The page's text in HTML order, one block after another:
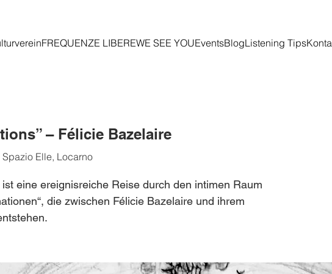
FREQUENZE LIBEREWE SEE YOUEventsBlogListening Tips
– Félicie Bazelaire
Spazio Elle, Locarno
eine ereignisreiche Reise durch den intimen Raum
die zwischen Félicie Bazelaire und ihrem